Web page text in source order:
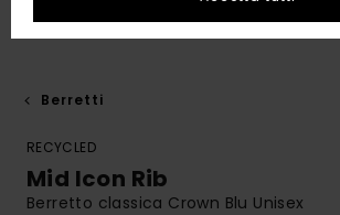
Berretti
RECYCLED
Mid Icon Rib
Berretto classica Crown Blu Unisex